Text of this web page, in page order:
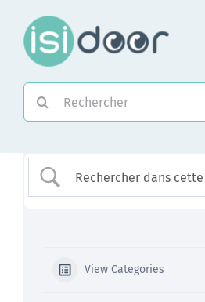
contenu
View Categories